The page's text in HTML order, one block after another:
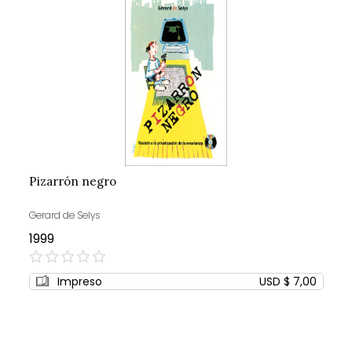
Pizarrón negro
Gerard de Selys
1999
0%
Impreso USD $ 7,00